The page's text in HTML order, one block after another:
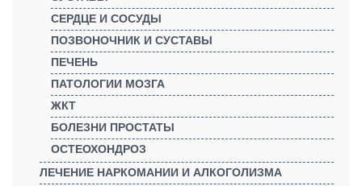
СЕРДЦЕ И СОСУДЫ
ПОЗВОНОЧНИК И СУСТАВЫ
ПЕЧЕНЬ
ПАТОЛОГИИ МОЗГА
ЖКТ
БОЛЕЗНИ ПРОСТАТЫ
ОСТЕОХОНДРОЗ
ЛЕЧЕНИЕ НАРКОМАНИИ И АЛКОГОЛИЗМА